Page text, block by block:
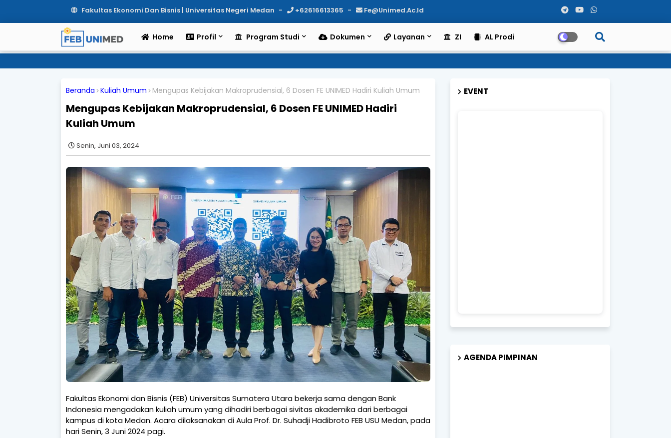
Fakultas Ekonomi Dan Bisnis | Universitas Negeri Medan +62616613365 Fe@unimed.ac.id
Home Profil Program Studi Dokumen Layanan ZI AL Prodi
Beranda Kuliah Umum Mengupas Kebijakan Makroprudensial, 6 Dosen FE UNIMED Hadiri Kuliah Umum
Mengupas Kebijakan Makroprudensial, 6 Dosen FE UNIMED Hadiri
Kuliah Umum
Senin, Juni 03, 2024
Fakultas Ekonomi dan Bisnis (FEB) Universitas Sumatera Utara bekerja sama dengan Bank
Indonesia mengadakan kuliah umum yang dihadiri berbagai sivitas akademika dari berbagai
kampus di kota Medan. Acara dilaksanakan di Aula Prof. Dr. Suhadji Hadibroto FEB USU Medan, pada
hari Senin, 3 Juni 2024 pagi.
EVENT
AGENDA PIMPINAN